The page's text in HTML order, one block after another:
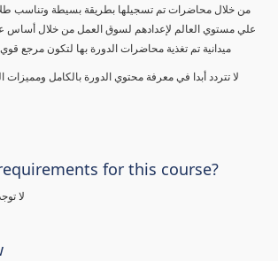
علي مستوي العالم لإعدادهم لسوق العمل من خلال أساس
ميدانية تم تغذية محاضرات الدورة بها لتكون مرجع
لا تتردد أبدا في معرفة محتوي الدورة بالكامل
for this course?
لا